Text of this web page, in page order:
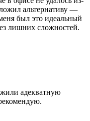
альтернативу —
был это идеальный
лишних сложностей.
адекватную